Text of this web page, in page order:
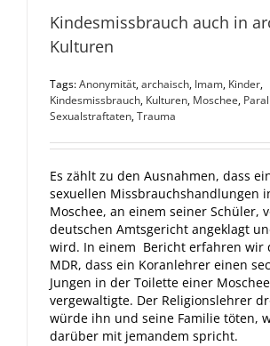
Kindesmissbrauch auch in
Kulturen
Tags:Anonymität,archaisch, Imam, Kinder,
Kindesmissbrauch, Kulturen, Moschee,
Sexualstraftaten,Trauma
Es zählt zu den Ausnahmen, dass
sexuellen Missbrauchshandlungen
Moschee, an einem seiner Schüler,
deutschen Amtsgericht angeklagt
wird. In einem Bericht erfahren wir
MDR, dass ein Koranlehrer einen
Jungen in der Toilette einer Moschee
vergewaltigte. Der Religionslehrer
würde ihn und seine Familie töten,
darüber mit jemandem spricht.